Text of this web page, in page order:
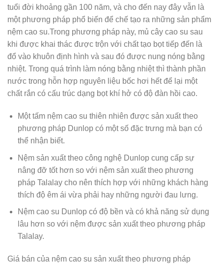
tuổi đời khoảng gần 100 năm, và cho đến nay đây vẫn là
một phương pháp phổ biến để chế tạo ra những sản phẩm
nệm cao su.Trong phương pháp này, mủ cây cao su sau
khi được khai thác được trộn với chất tạo bọt tiếp đến là
đổ vào khuôn định hình và sau đó được nung nóng bằng
nhiệt. Trong quá trình làm nóng bằng nhiệt thì thành phần
nước trong hỗn hợp nguyên liệu bốc hơi hết để lại một
chất rắn có cấu trúc dạng bọt khí hở có độ đàn hồi cao.
Một tấm nệm cao su thiên nhiên được sản xuất theo
phương pháp Dunlop có một số đặc trưng mà bạn có
thể nhận biết.
Nệm sản xuất theo công nghệ Dunlop cung cấp sự
nâng đỡ tốt hơn so với nệm sản xuất theo phương
pháp Talalay cho nên thích hợp với những khách hàng
thích độ êm ái vừa phải hay những người đau lưng.
Nệm cao su Dunlop có độ bền và có khả năng sử dụng
lâu hơn so với nệm được sản xuất theo phương pháp
Talalay.
Giá bán của nệm cao su sản xuất theo phương pháp